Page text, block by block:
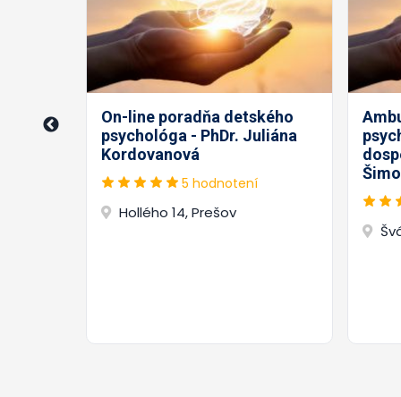
On-line poradňa detského
psychológa - PhDr. Juliána
Kordovanová
5 hodnotení
Hollého 14, Prešov